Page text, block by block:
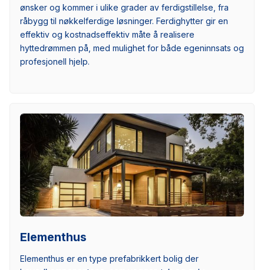
ønsker og kommer i ulike grader av ferdigstillelse, fra
råbygg til nøkkelferdige løsninger. Ferdighytter gir en
effektiv og kostnadseffektiv måte å realisere
hyttedrømmen på, med mulighet for både egeninnsats og
profesjonell hjelp.
Elementhus
Elementhus er en type prefabrikkert bolig der